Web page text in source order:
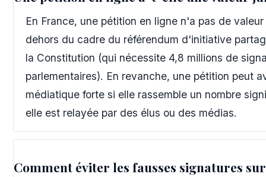
En France, une pétition en ligne n'a pas de
dehors du cadre du référendum d'initiative
la Constitution (qui nécessite 4,8 millions de
parlementaires). En revanche, une pétition peut
médiatique forte si elle rassemble un nombre
elle est relayée par des élus ou des médias.
Comment éviter les fausses signatures